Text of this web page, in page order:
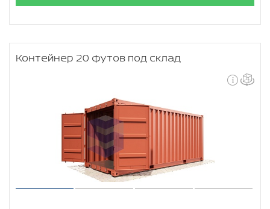
Контейнер 20 футов под склад